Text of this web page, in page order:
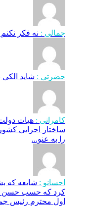
جمالی : نه فکر
حضرتی : شاید الکی
کامرانی : هیات
را به عنو...
احسانو : شایعه که
کرد که حسب حسن
اول محترم رئیس